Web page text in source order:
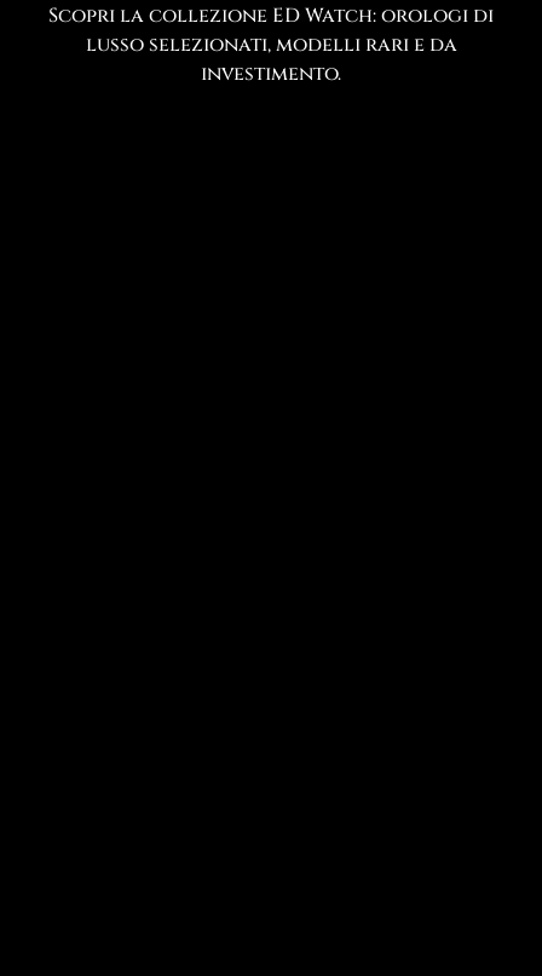
Scopri la collezione ED Watch: orologi di
lusso selezionati, modelli rari e da
investimento.